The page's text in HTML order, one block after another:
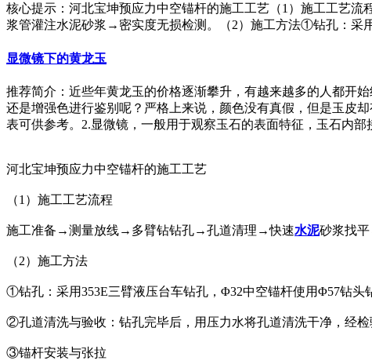
核心提示：河北宝坤预应力中空锚杆的施工工艺（1）施工工
浆管灌注水泥砂浆→密实度无损检测。（2）施工方法①钻孔：采
显微镜下的黄龙玉
推荐简介：近些年黄龙玉的价格逐渐攀升，有越来越多的人都开
还是增强色进行鉴别呢？严格上来说，颜色没有真假，但是玉皮
表可供参考。2.显微镜，一般用于观察玉石的表面特征，玉石内部
河北宝坤预应力中空锚杆的施工工艺
（1）施工工艺流程
施工准备→测量放线→多臂钻钻孔→孔道清理→快速水泥砂浆找
（2）施工方法
①钻孔：采用353E三臂液压台车钻孔，Φ32中空锚杆使用Φ57钻头
②孔道清洗与验收：钻孔完毕后，用压力水将孔道清洗干净，经检
③锚杆安装与张拉